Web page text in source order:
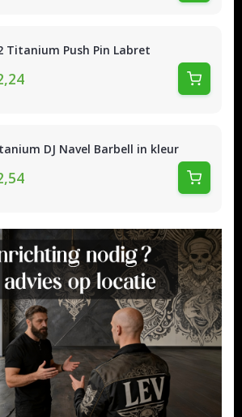
Titanium Push Pin Labret
DJ Navel Barbell in kleur